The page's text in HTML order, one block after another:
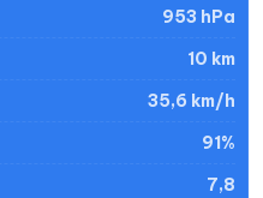
953 hPa
10 km
35,6 km/h
91%
7,8